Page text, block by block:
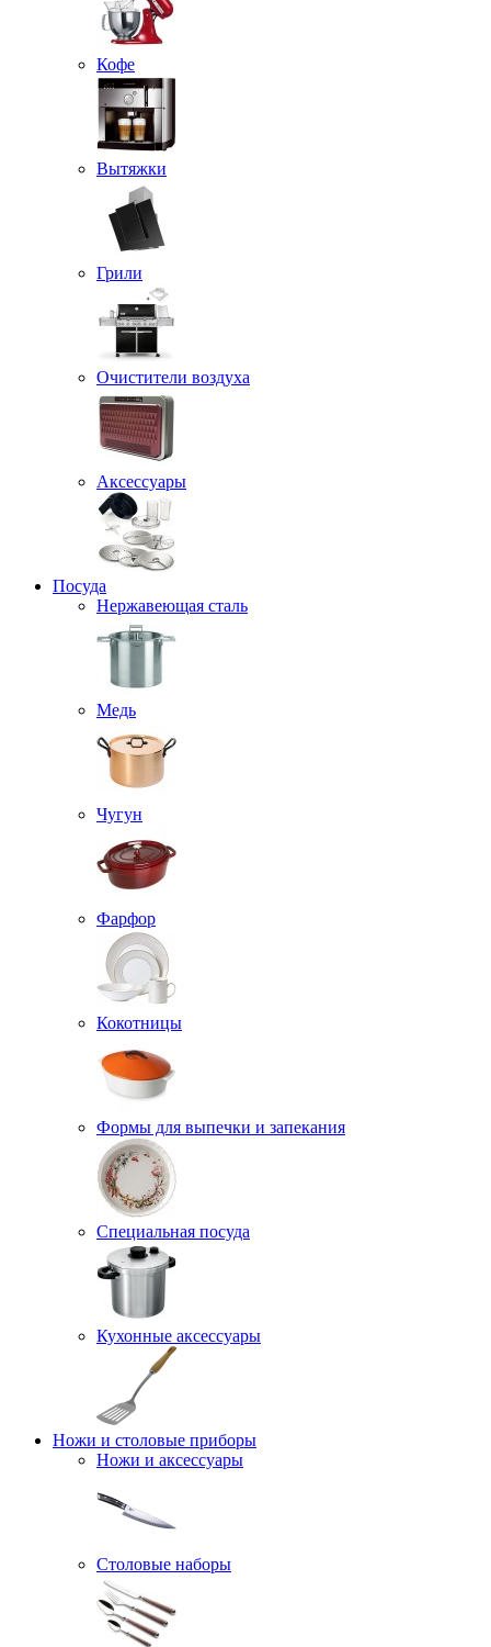
Кофе
Вытяжки
Грили
Очистители воздуха
Аксессуары
Посуда
Нержавеющая сталь
Медь
Чугун
Фарфор
Кокотницы
Формы для выпечки и запекания
Специальная посуда
Кухонные аксессуары
Ножи и столовые приборы
Ножи и аксессуары
Столовые наборы